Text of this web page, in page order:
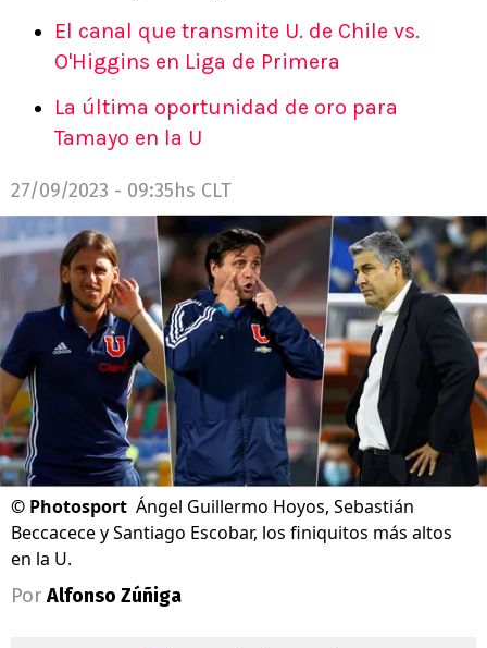
El canal que transmite U. de Chile vs.
O'Higgins en Liga de Primera
La última oportunidad de oro para
Tamayo en la U
27/09/2023 - 09:35hs CLT
© Photosport Ángel Guillermo Hoyos, Sebastián
Beccacece y Santiago Escobar, los finiquitos más altos
en la U.
Por Alfonso Zúñiga